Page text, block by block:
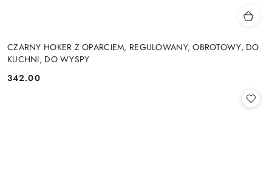
CZARNY HOKER Z OPARCIEM, REGULOWANY, OBROTOWY, DO
KUCHNI, DO WYSPY
Cena:
342.00